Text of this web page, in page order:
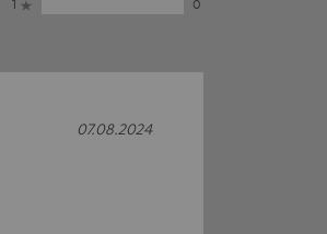
1
0
07.08.2024